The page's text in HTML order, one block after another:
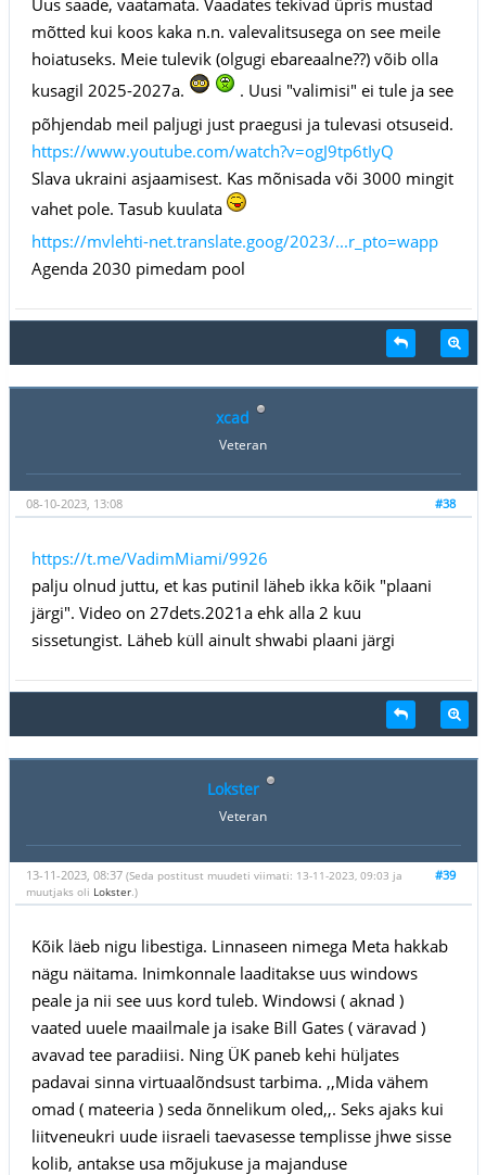
mõtted kui koos kaka n.n. valevalitsusega on see meile
hoiatuseks. Meie tulevik (olgugi ebareaalne??) võib olla
kusagil 2025-2027a.
. Uusi "valimisi" ei tule ja see
põhjendab meil paljugi just praegusi ja tulevasi otsuseid.
https://www.youtube.com/watch?v=ogJ9tp6tIyQ
Slava ukraini asjaamisest. Kas mõnisada või 3000 mingit
vahet pole. Tasub kuulata
https://mvlehti-net.translate.goog/2023/...r_pto=wapp
Agenda 2030 pimedam pool
xcad
Veteran
#38
08-10-2023, 13:08
https://t.me/VadimMiami/9926
palju olnud juttu, et kas putinil läheb ikka kõik "plaani
järgi". Video on 27dets.2021a ehk alla 2 kuu
sissetungist. Läheb küll ainult shwabi plaani järgi
Lokster
Veteran
#39
13-11-2023, 08:37 (Seda postitust muudeti viimati: 13-11-2023, 09:03 ja
muutjaks oli Lokster.)
Kõik läeb nigu libestiga. Linnaseen nimega Meta hakkab
nägu näitama. Inimkonnale laaditakse uus windows
peale ja nii see uus kord tuleb. Windowsi ( aknad )
vaated uuele maailmale ja isake Bill Gates ( väravad )
avavad tee paradiisi. Ning ÜK paneb kehi hüljates
padavai sinna virtuaalõndsust tarbima. ,,Mida vähem
omad ( mateeria ) seda õnnelikum oled,,. Seks ajaks kui
liitveneukri uude iisraeli taevasesse templisse jhwe sisse
kolib, antakse usa mõjukuse ja majanduse